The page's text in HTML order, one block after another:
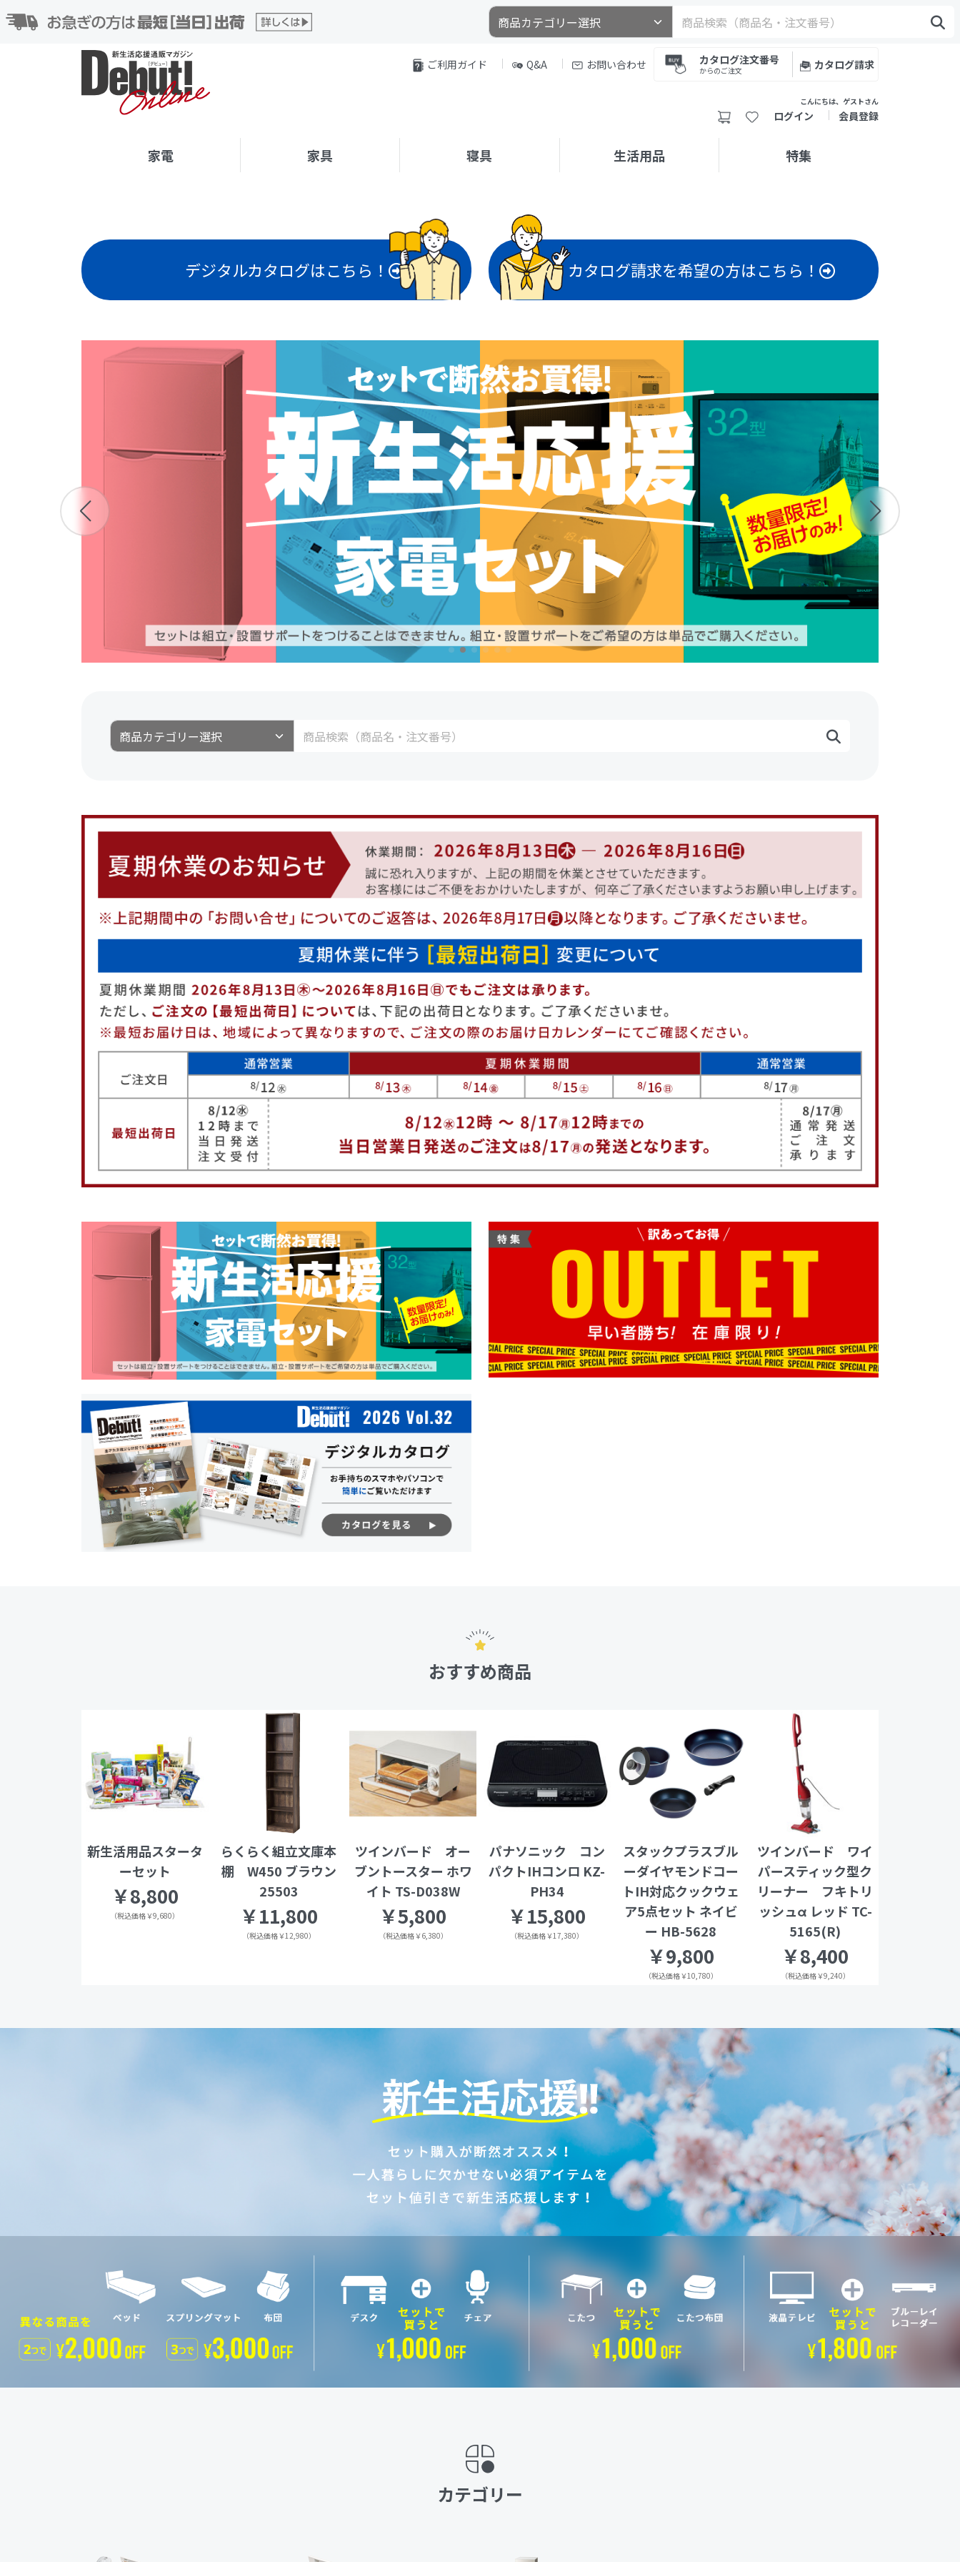
ご利用ガイド Q&A お問い合わせ カタログ注文番号
からのご注文 カタログ請求
こんにちは、ゲストさん
ログイン 会員登録
家電 家具 寝具 生活用品 特集
デジタルカタログはこちら！ カタログ請求を希望の方はこちら！
おすすめ商品
新生活用品スタータ
ーセット
￥8,800
（税込価格￥9,680）
らくらく組立文庫本
棚 W450 ブラウン
25503
￥11,800
（税込価格￥12,980）
ツインバード オー
ブントースター ホワ
イト TS-D038W
￥5,800
（税込価格￥6,380）
パナソニック コン
パクトIHコンロ KZ-
PH34
￥15,800
（税込価格￥17,380）
スタックプラスブル
ーダイヤモンドコー
トIH対応クックウェ
ア5点セット ネイビ
ー HB-5628
￥9,800
（税込価格￥10,780）
ツインバード ワイ
パースティック型ク
リーナー フキトリ
ッシュα レッド TC-
5165(R)
￥8,400
（税込価格￥9,240）
カテゴリー